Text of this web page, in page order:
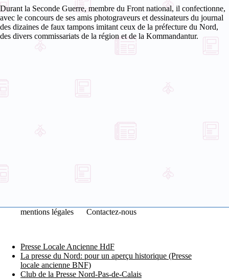
Durant la Seconde Guerre, membre du Front national, il confectionne,
avec le concours de ses amis photograveurs et dessinateurs du journal
des dizaines de faux tampons imitant ceux de la préfecture du Nord,
des divers commissariats de la région et de la Kommandantur.
mentions légales Contactez-nous
Presse Locale Ancienne HdF
La presse du Nord: pour un aperçu historique (Presse
locale ancienne BNF)
Club de la Presse Nord-Pas-de-Calais